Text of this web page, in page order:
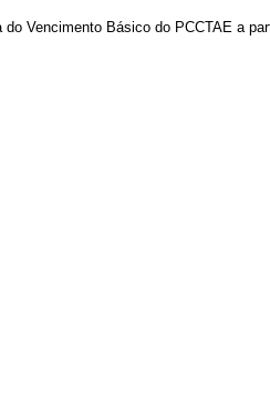
do Vencimento Básico do PCCTAE a